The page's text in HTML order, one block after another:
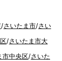
/さいたま市/さい
/さいたま市大
市中央区/さいた